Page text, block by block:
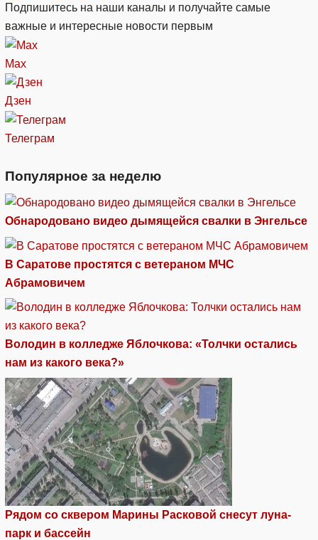
Подпишитесь на наши каналы и получайте самые
важные и интересные новости первым
Max
Дзен
Телеграм
Популярное за неделю
Обнародовано видео дымящейся свалки в Энгельсе
В Саратове простятся с ветераном МЧС
Абрамовичем
Володин в колледже Яблочкова: «Толчки остались
нам из какого века?»
Рядом со сквером Марины Расковой снесут луна-
парк и бассейн